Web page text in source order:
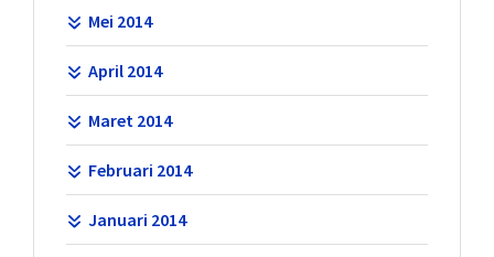
Mei 2014
April 2014
Maret 2014
Februari 2014
Januari 2014